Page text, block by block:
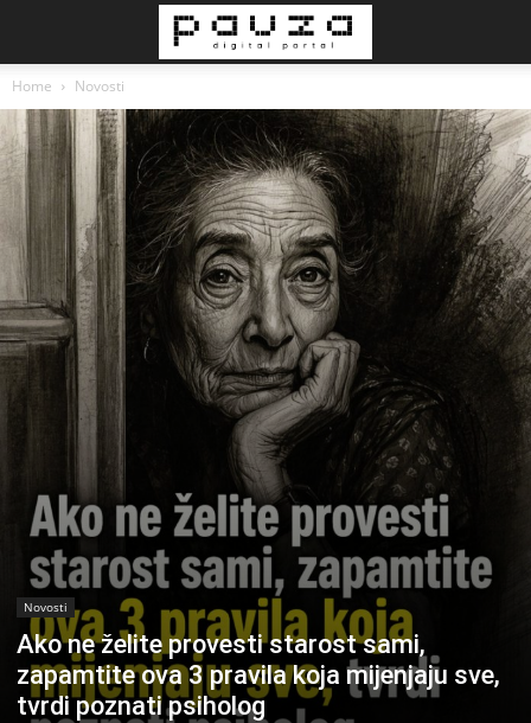
Home Novosti
Novosti
Ako ne želite provesti starost sami,
zapamtite ova 3 pravila koja mijenjaju sve,
tvrdi poznati psiholog